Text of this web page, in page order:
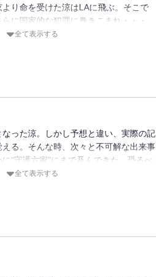
り命を受けた涼はLAに飛ぶ。そこで
に国家的な犯罪に巻きこまれ・・・。
全て表示する
った涼。しかし予想と違い、実際の記
る。そんな時、次々と不可解な出来事
“守護六家”にまで及んできた。恐るべ
全て表示する